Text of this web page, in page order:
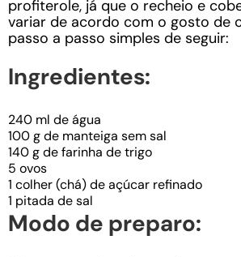
profiterole, já que o recheio e
variar de acordo com o gosto de
passo a passo simples de seguir:
Ingredientes:
240 ml de água
100 g de manteiga sem sal
140 g de farinha de trigo
5 ovos
1 colher (chá) de açúcar refinado
1 pitada de sal
Modo de preparo: